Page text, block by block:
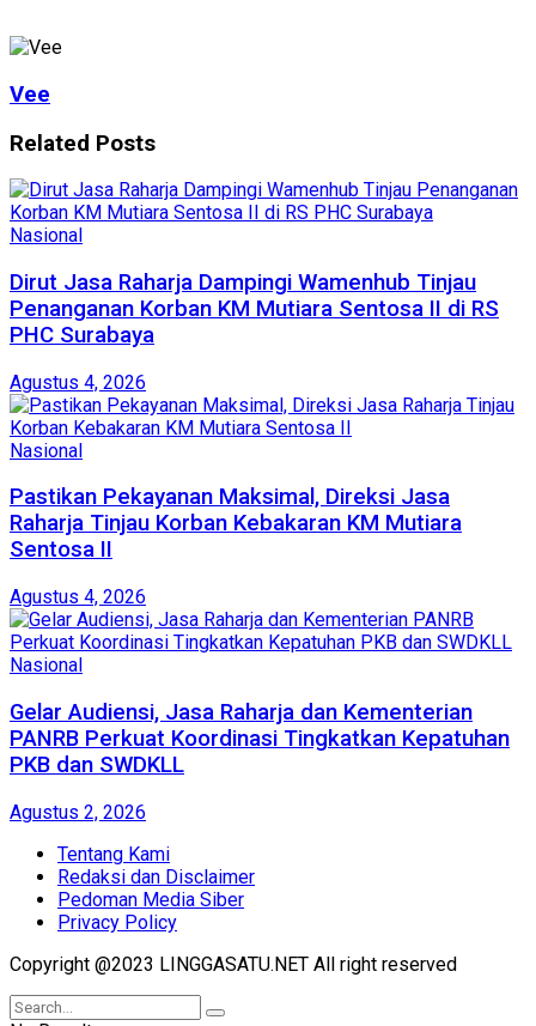
Vee
Related Posts
Nasional
Dirut Jasa Raharja Dampingi Wamenhub Tinjau
Penanganan Korban KM Mutiara Sentosa II di RS
PHC Surabaya
Agustus 4, 2026
Nasional
Pastikan Pekayanan Maksimal, Direksi Jasa
Raharja Tinjau Korban Kebakaran KM Mutiara
Sentosa II
Agustus 4, 2026
Nasional
Gelar Audiensi, Jasa Raharja dan Kementerian
PANRB Perkuat Koordinasi Tingkatkan Kepatuhan
PKB dan SWDKLL
Agustus 2, 2026
Tentang Kami
Redaksi dan Disclaimer
Pedoman Media Siber
Privacy Policy
Copyright @2023 LINGGASATU.NET All right reserved